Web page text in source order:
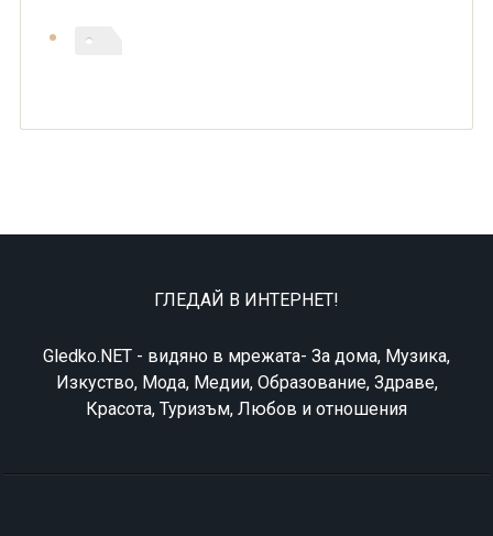
ГЛЕДАЙ В ИНТЕРНЕТ!
Gledko.NET - видяно в мрежата- За дома, Музика,
Изкуство, Мода, Медии, Образование, Здраве,
Красота, Туризъм, Любов и отношения